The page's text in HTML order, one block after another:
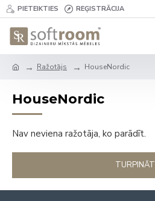
PIETEIKTIES REĢISTRĀCIJA
Ražotājs HouseNordic
HouseNordic
Nav neviena ražotāja, ko parādīt.
TURPINĀT